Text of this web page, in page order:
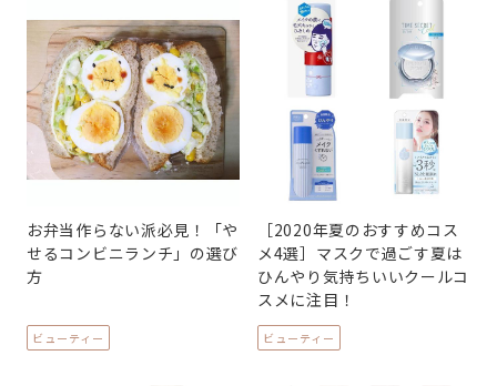
お弁当作らない派必見！「や
せるコンビニランチ」の選び
方
ビューティー
［2020年夏のおすすめコス
メ4選］マスクで過ごす夏は
ひんやり気持ちいいクールコ
スメに注目！
ビューティー